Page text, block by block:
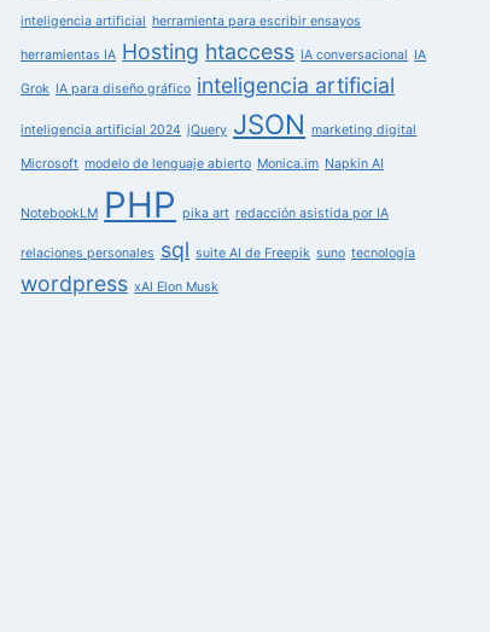
inteligencia artificial herramienta para escribir ensayos
herramientas IA Hosting htaccess IA conversacional IA
Grok IA para diseño gráfico inteligencia artificial
inteligencia artificial 2024 jQuery JSON marketing digital
Microsoft modelo de lenguaje abierto Monica.im Napkin AI
NotebookLM PHP pika art redacción asistida por IA
relaciones personales sql suite AI de Freepik suno tecnología
wordpress xAI Elon Musk